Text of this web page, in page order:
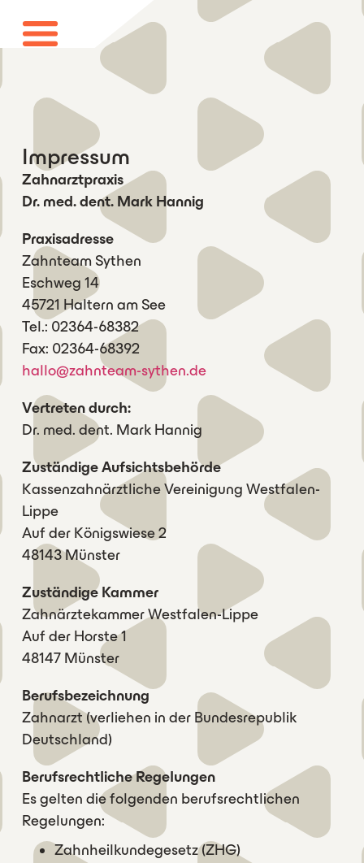
Impressum
Zahnarztpraxis
Dr. med. dent. Mark Hannig
Praxisadresse
Zahnteam Sythen
Eschweg 14
45721 Haltern am See
Tel.: 02364-68382
Fax: 02364-68392
hallo@zahnteam-sythen.de
Vertreten durch:
Dr. med. dent. Mark Hannig
Zuständige Aufsichtsbehörde
Kassenzahnärztliche Vereinigung Westfalen-
Lippe
Auf der Königswiese 2
48143 Münster
Zuständige Kammer
Zahnärztekammer Westfalen-Lippe
Auf der Horste 1
48147 Münster
Berufsbezeichnung
Zahnarzt (verliehen in der Bundesrepublik
Deutschland)
Berufsrechtliche Regelungen
Es gelten die folgenden berufsrechtlichen
Regelungen:
Zahnheilkundegesetz (ZHG)